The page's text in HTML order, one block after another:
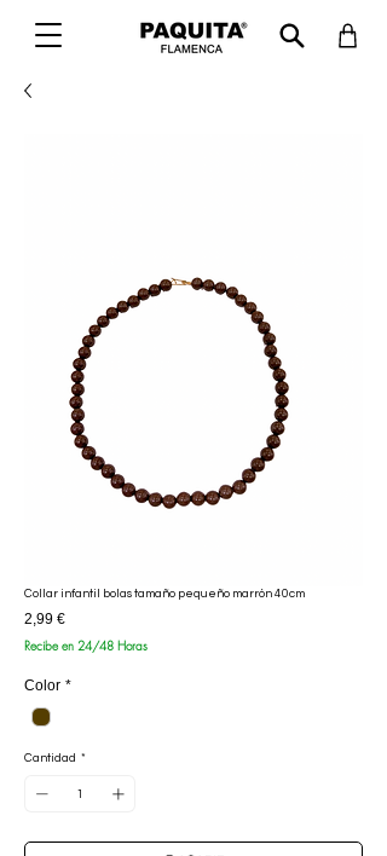
Collar infantil bolas tamaño pequeño marrón 40cm
2,99 €Precio
Recibe en 24/48 Horas
Color *
Cantidad *